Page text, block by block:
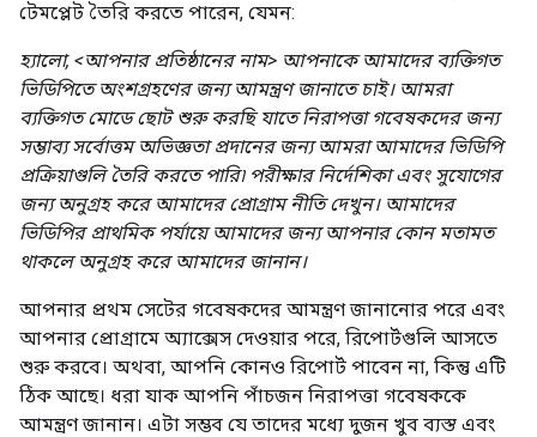
টেমপ্লেট তৈরি করতে পারেন, যেমন:
হ্যালো, <আপনার প্রতিষ্ঠানের নাম> আপনাকে আমাদের ব্যক্তিগত
ভিডিপিতে অংশগ্রহণের জন্য আমন্ত্রণ জানাতে চাই। আমরা
ব্যক্তিগত মোডে ছোট শুরু করছি যাতে নিরাপত্তা গবেষকদের জন্য
সম্ভাব্য সর্বোত্তম অভিজ্ঞতা প্রদানের জন্য আমরা আমাদের ভিডিপি
প্রক্রিয়াগুলি তৈরি করতে পারি৷ পরীক্ষার নির্দেশিকা এবং সুযোগের
জন্য অনুগ্রহ করে আমাদের প্রোগ্রাম নীতি দেখুন। আমাদের
ভিডিপির প্রাথমিক পর্যায়ে আমাদের জন্য আপনার কোন মতামত
থাকলে অনুগ্রহ করে আমাদের জানান।
আপনার প্রথম সেটের গবেষকদের আমন্ত্রণ জানানোর পরে এবং
আপনার প্রোগ্রামে অ্যাক্সেস দেওয়ার পরে, রিপোর্টগুলি আসতে
শুরু করবে। অথবা, আপনি কোনও রিপোর্ট পাবেন না, কিন্তু এটি
ঠিক আছে। ধরা যাক আপনি পাঁচজন নিরাপত্তা গবেষককে
আমন্ত্রণ জানান। এটা সম্ভব যে তাদের মধ্যে দুজন খুব ব্যস্ত এবং